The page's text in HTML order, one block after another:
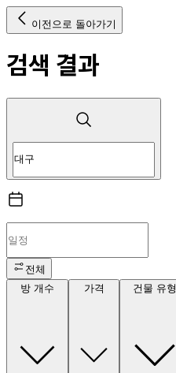
이전으로 돌아가기
검색 결과
전체
방 개수
가격 건물 유형